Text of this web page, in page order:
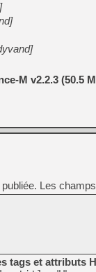
M v2.2.3 (50.5
Les
tags et attributs